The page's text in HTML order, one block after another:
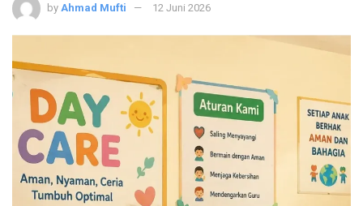
by Ahmad Mufti 12 Juni 2026